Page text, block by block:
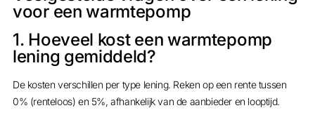
voor een warmtepomp
1. Hoeveel kost een warmtepomp
lening gemiddeld?
De kosten verschillen per type lening. Reken op een rente tussen
0% (renteloos) en 5%, afhankelijk van de aanbieder en looptijd.